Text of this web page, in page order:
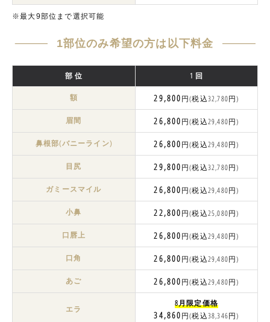
※最大9部位まで選択可能
1部位のみ希望の方は以下料金
部 位 1 回
額 29,800円(税込32,780円)
眉間 26,800円(税込29,480円)
鼻根部(バニーライン) 26,800円(税込29,480円)
目尻 29,800円(税込32,780円)
ガミースマイル 26,800円(税込29,480円)
小鼻 22,800円(税込25,080円)
口唇上 26,800円(税込29,480円)
口角 26,800円(税込29,480円)
あご 26,800円(税込29,480円)
エラ
8月限定価格
34,860円(税込38,346円)